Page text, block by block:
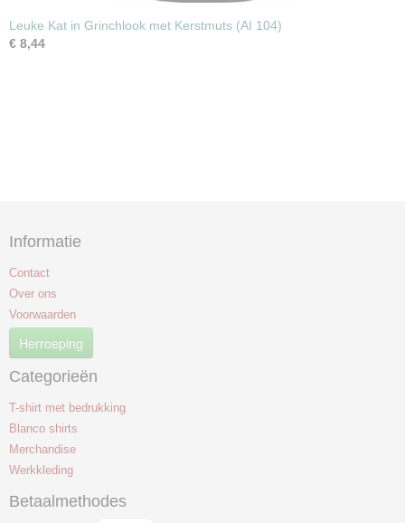
Leuke Kat in Grinchlook met Kerstmuts (AI 104)
€ 8,44
Informatie
Contact
Over ons
Voorwaarden
Herroeping
Categorieën
T-shirt met bedrukking
Blanco shirts
Merchandise
Werkkleding
Betaalmethodes